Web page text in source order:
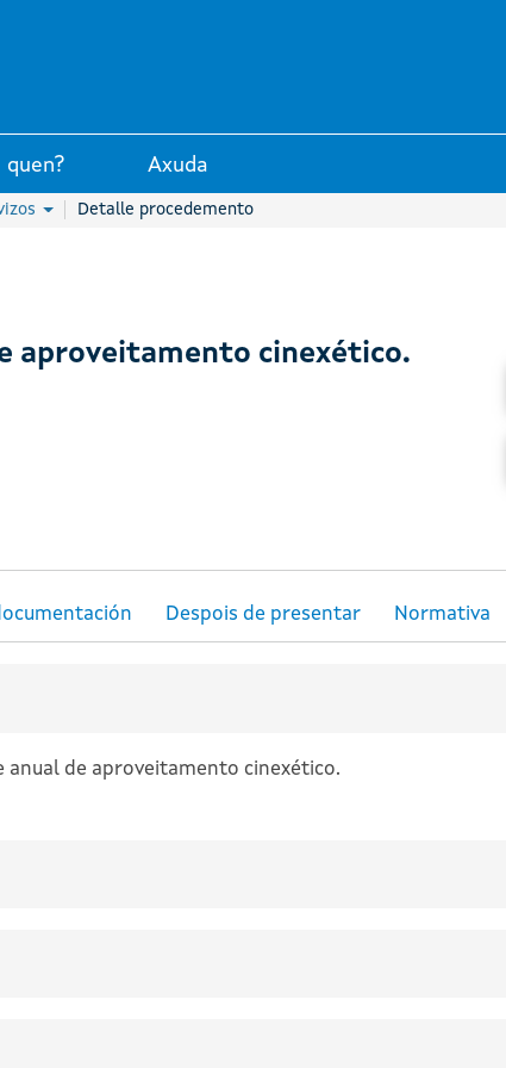
quen? Axuda
Detalle procedemento
aproveitamento cinexético.
Despois de presentar
anual de aproveitamento cinexético.